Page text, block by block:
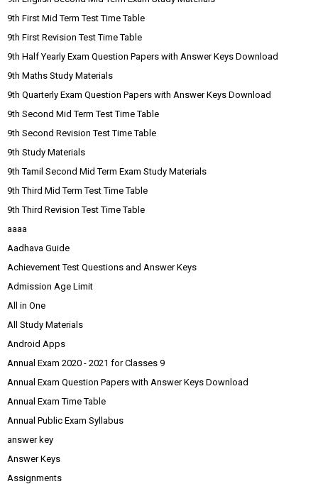
9th First Mid Term Test Time Table
9th First Revision Test Time Table
9th Half Yearly Exam Question Papers with Answer Keys Download
9th Maths Study Materials
9th Quarterly Exam Question Papers with Answer Keys Download
9th Second Mid Term Test Time Table
9th Second Revision Test Time Table
9th Study Materials
9th Tamil Second Mid Term Exam Study Materials
9th Third Mid Term Test Time Table
9th Third Revision Test Time Table
aaaa
Aadhava Guide
Achievement Test Questions and Answer Keys
Admission Age Limit
All in One
All Study Materials
Android Apps
Annual Exam 2020 - 2021 for Classes 9
Annual Exam Question Papers with Answer Keys Download
Annual Exam Time Table
Annual Public Exam Syllabus
answer key
Answer Keys
Assignments